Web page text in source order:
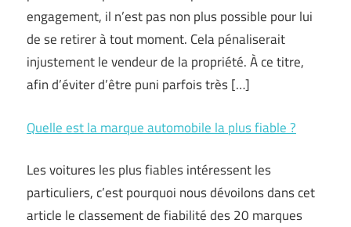
engagement, il n’est pas non plus possible pour lui
de se retirer à tout moment. Cela pénaliserait
injustement le vendeur de la propriété. À ce titre,
afin d’éviter d’être puni parfois très […]
Quelle est la marque automobile la plus fiable ?
Les voitures les plus fiables intéressent les
particuliers, c’est pourquoi nous dévoilons dans cet
article le classement de fiabilité des 20 marques